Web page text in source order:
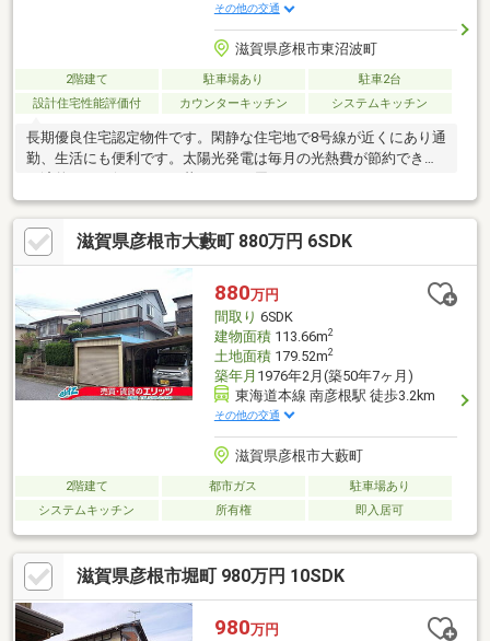
その他の交通
滋賀県彦根市東沼波町
2階建て 駐車場あり
駐車2台
設計住宅性能評価付
カウンターキッチン システムキッチン
長期優良住宅認定物件です。閑静な住宅地で8号線が近くにあり通
勤、生活にも便利です。太陽光発電は毎月の光熱費が節約でき、
滋賀県彦根市大藪町 880万円 6SDK
880万円
間取り 6SDK
建物面積113.66m2
土地面積179.52m2
築年月 1976年2月(築50年7ヶ月)
東海道本線 南彦根駅 徒歩3.2km
その他の交通
滋賀県彦根市大藪町
2階建て 都市ガス
駐車場あり
システムキッチン
所有権 即入居可
滋賀県彦根市堀町 980万円 10SDK
980万円